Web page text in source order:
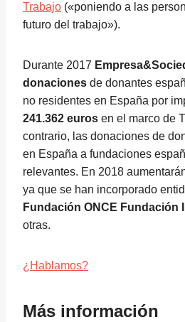
Trabajo («poniendo a las
futuro del trabajo»).
Durante 2017
donaciones de donantes
no residentes en España por
241.362 euros en el marco de
contrario, las donaciones de
en España a fundaciones
relevantes. En 2018
ya que se han incorporado
Fundación ONCE Fundación
otras.
¿Hablamos?
Más información